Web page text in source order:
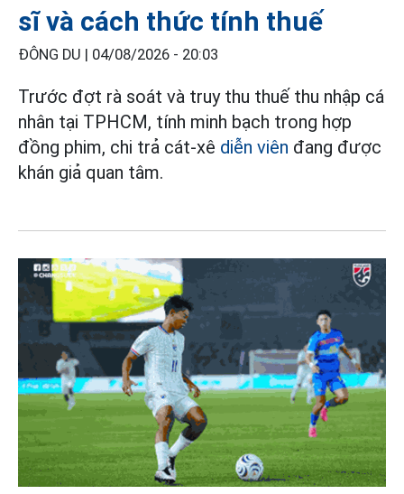
sĩ và cách thức tính thuế
ĐÔNG DU | 04/08/2026 - 20:03
Trước đợt rà soát và truy thu thuế thu nhập cá
nhân tại TPHCM, tính minh bạch trong hợp
đồng phim, chi trả cát-xê diễn viên đang được
khán giả quan tâm.